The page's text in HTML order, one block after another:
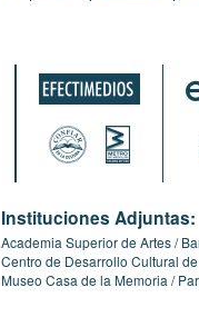
Instituciones Adjuntas:
Academia Superior de Artes
Centro de Desarrollo Cultural
Museo Casa de la Memoria